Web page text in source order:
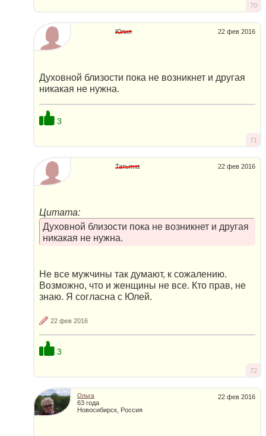
70
22 фев 2016
Юлия
Духовной близости пока не возникнет и другая
никакая не нужна.
3
71
22 фев 2016
Татьяна
Цитата:
Духовной близости пока не возникнет и другая
никакая не нужна.
Не все мужчины так думают, к сожалению.
Возможно, что и женщины не все. Кто прав, не
знаю. Я согласна с Юлей.
22 фев 2016
3
72
22 фев 2016
Ольга
63 года
Новосибирск, Россия